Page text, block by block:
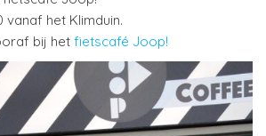
vanaf het Klimduin.
bij het fietscafé Joop!